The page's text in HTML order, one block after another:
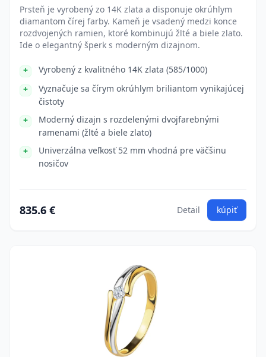
Prsteň je vyrobený zo 14K zlata a disponuje okrúhlym
diamantom čírej farby. Kameň je vsadený medzi konce
rozdvojených ramien, ktoré kombinujú žlté a biele zlato.
Ide o elegantný šperk s moderným dizajnom.
Vyrobený z kvalitného 14K zlata (585/1000)
Vyznačuje sa čírym okrúhlym briliantom vynikajúcej
čistoty
Moderný dizajn s rozdelenými dvojfarebnými
ramenami (žlté a biele zlato)
Univerzálna veľkosť 52 mm vhodná pre väčšinu
nosičov
835.6 € Detail kúpiť